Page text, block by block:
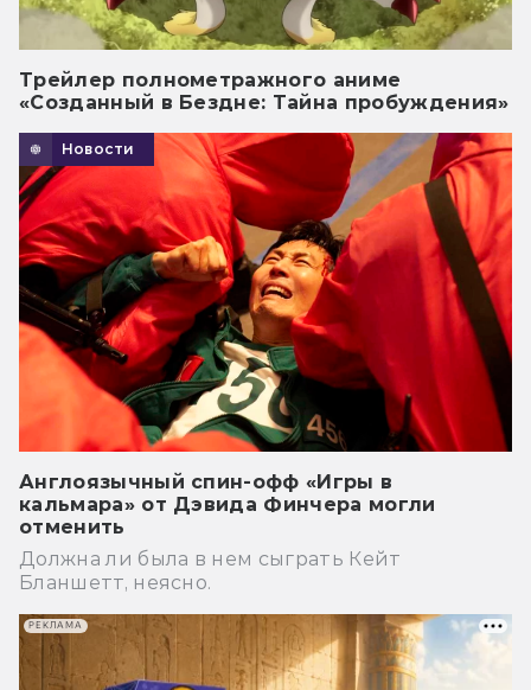
Трейлер полнометражного аниме
«Созданный в Бездне: Тайна пробуждения»
Новости
Англоязычный спин-офф «Игры в
кальмара» от Дэвида Финчера могли
отменить
Должна ли была в нем сыграть Кейт
Бланшетт, неясно.
РЕКЛАМА